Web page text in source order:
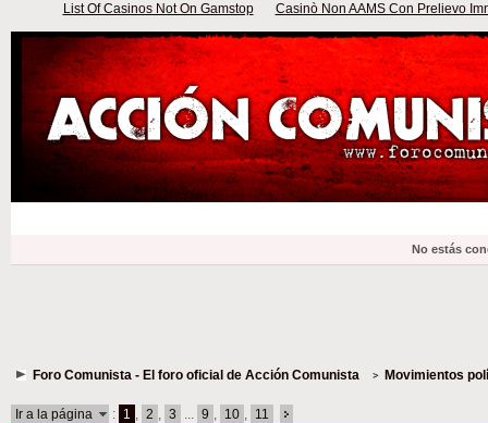
List Of Casinos Not On Gamstop Casinò Non AAMS Con Prelievo
No estás
Foro Comunista - El foro oficial de Acción Comunista Movimientos
Ir a la página : 1 2 3 9 10 11